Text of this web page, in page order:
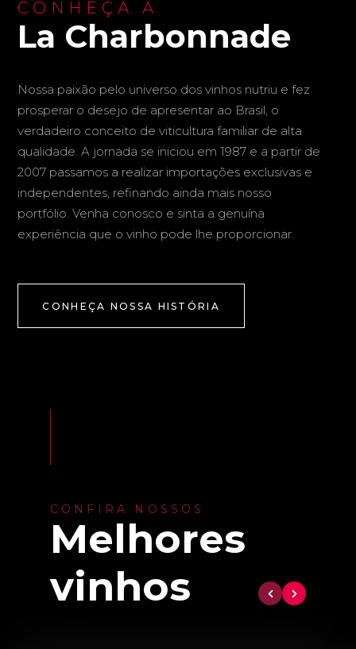
CONHEÇA A
La Charbonnade
Nossa paixão pelo universo dos vinhos nutriu e fez
prosperar o desejo de apresentar ao Brasil, o
verdadeiro conceito de viticultura familiar de alta
qualidade. A jornada se iniciou em 1987 e a partir de
2007 passamos a realizar importações exclusivas e
independentes, refinando ainda mais nosso
portfólio. Venha conosco e sinta a genuína
experiência que o vinho pode lhe proporcionar.
CONHEÇA NOSSA HISTÓRIA
CONFIRA NOSSOS
Melhores
vinhos